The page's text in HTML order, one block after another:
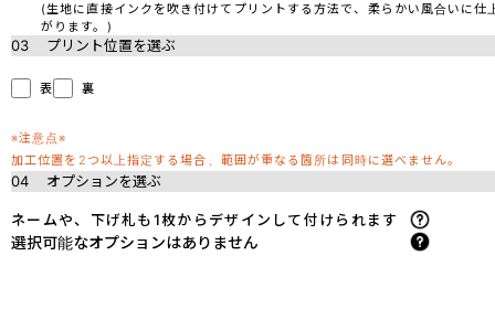
(生地に直接インクを吹き付けてプリントする方法で、柔らかい風合いに仕
がります。)
03 プリント位置を選ぶ
表 裏
※注意点※
加工位置を2つ以上指定する場合、範囲が重なる箇所は同時に選べません。
04 オプションを選ぶ
ネームや、下げ札も1枚からデザインして付けられます
選択可能なオプションはありません